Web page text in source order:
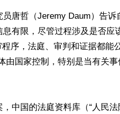
唐哲（Jeremy Daum）告诉
有限，尽管过程涉及是否应
序，法庭、审判和证据都能
由国家控制，特别是当有关事
中国的法庭资料库（“人民